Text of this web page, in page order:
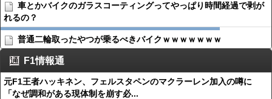
車とかバイクのガラスコーティングってやっぱり時間経過で剥が
れるの？
普通二輪取ったやつが乗るべきバイクｗｗｗｗｗｗｗ
F1情報通
元F1王者ハッキネン、フェルスタペンのマクラーレン加入の噂に
「なぜ調和がある現体制を崩す必...